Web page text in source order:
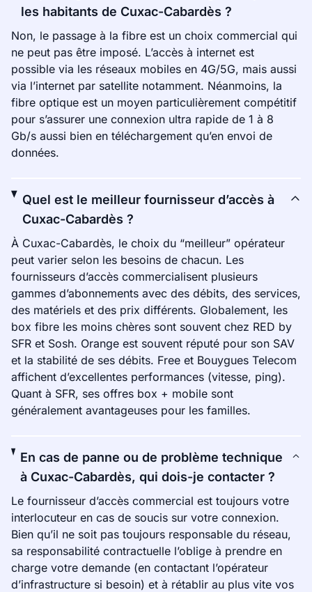
les habitants de Cuxac-Cabardès ?
Non, le passage à la fibre est un choix commercial qui
ne peut pas être imposé. L’accès à internet est
possible via les réseaux mobiles en 4G/5G, mais aussi
via l’internet par satellite notamment. Néanmoins, la
fibre optique est un moyen particulièrement compétitif
pour s’assurer une connexion ultra rapide de 1 à 8
Gb/s aussi bien en téléchargement qu’en envoi de
données.
Quel est le meilleur fournisseur d’accès à
Cuxac-Cabardès ?
À Cuxac-Cabardès, le choix du “meilleur” opérateur
peut varier selon les besoins de chacun. Les
fournisseurs d’accès commercialisent plusieurs
gammes d’abonnements avec des débits, des services,
des matériels et des prix différents. Globalement, les
box fibre les moins chères sont souvent chez RED by
SFR et Sosh. Orange est souvent réputé pour son SAV
et la stabilité de ses débits. Free et Bouygues Telecom
affichent d’excellentes performances (vitesse, ping).
Quant à SFR, ses offres box + mobile sont
généralement avantageuses pour les familles.
En cas de panne ou de problème technique
à Cuxac-Cabardès, qui dois-je contacter ?
Le fournisseur d’accès commercial est toujours votre
interlocuteur en cas de soucis sur votre connexion.
Bien qu’il ne soit pas toujours responsable du réseau,
sa responsabilité contractuelle l’oblige à prendre en
charge votre demande (en contactant l’opérateur
d’infrastructure si besoin) et à rétablir au plus vite vos